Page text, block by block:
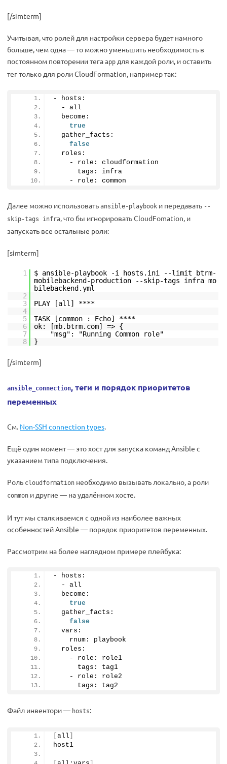
[/simterm]
Учитывая, что ролей для настройки сервера будет намного
больше, чем одна — то можно уменьшить необходимость в
постоянном повторении тега app для каждой роли, и оставить
тег только для роли CloudFormation, например так:
- hosts:
  - all
  become:
true
  gather_facts:
false
  roles:
    - role: cloudformation
      tags: infra
    - role: common
Далее можно использовать ansible-playbook и передавать --
skip-tags infra, что бы игнорировать CloudFomation, и
запускать все остальные роли:
[simterm]
1
$ ansible-playbook -i hosts.ini --limit btrm-
mobilebackend-production --skip-tags infra mo
bilebackend.yml
2
3
PLAY [all] ****
4
5
TASK [common : Echo] ****
6
ok: [mb.btrm.com] => {
7
"msg": "Running Common role"
8
}
[/simterm]
ansible_connection, теги и порядок приоритетов
переменных
См. Non-SSH connection types.
Ещё один момент — это хост для запуска команд Ansible с
указанием типа подключения.
Роль cloudformation необходимо вызывать локально, а роли
common и другие — на удалённом хосте.
И тут мы сталкиваемся с одной из наиболее важных
особенностей Ansible — порядок приоритетов переменных.
Рассмотрим на более наглядном примере плейбука:
- hosts:
  - all
  become:
true
  gather_facts:
false
  vars:
    rnum: playbook
  roles:
    - role: role1
      tags: tag1
    - role: role2
      tags: tag2
Файл инвентори — hosts:
all
host1